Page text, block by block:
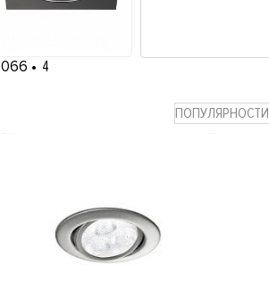
4
ПОПУЛЯРНОСТИ